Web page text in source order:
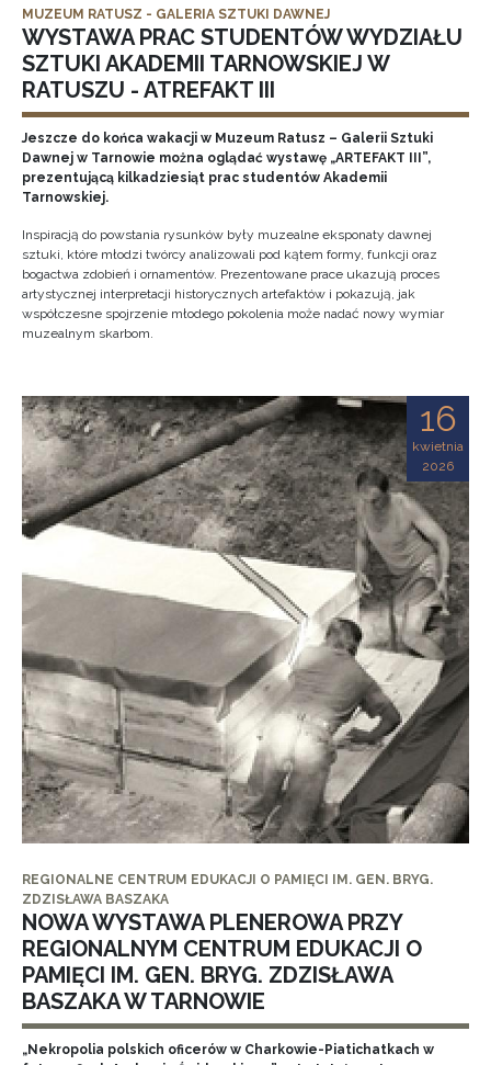
MUZEUM RATUSZ - GALERIA SZTUKI DAWNEJ
WYSTAWA PRAC STUDENTÓW WYDZIAŁU
SZTUKI AKADEMII TARNOWSKIEJ W
RATUSZU - ATREFAKT III
Jeszcze do końca wakacji w Muzeum Ratusz – Galerii Sztuki
Dawnej w Tarnowie można oglądać wystawę „ARTEFAKT III”,
prezentującą kilkadziesiąt prac studentów Akademii
Tarnowskiej.
Inspiracją do powstania rysunków były muzealne eksponaty dawnej
sztuki, które młodzi twórcy analizowali pod kątem formy, funkcji oraz
bogactwa zdobień i ornamentów. Prezentowane prace ukazują proces
artystycznej interpretacji historycznych artefaktów i pokazują, jak
współczesne spojrzenie młodego pokolenia może nadać nowy wymiar
muzealnym skarbom.
16
kwietnia
2026
REGIONALNE CENTRUM EDUKACJI O PAMIĘCI IM. GEN. BRYG.
ZDZISŁAWA BASZAKA
NOWA WYSTAWA PLENEROWA PRZY
REGIONALNYM CENTRUM EDUKACJI O
PAMIĘCI IM. GEN. BRYG. ZDZISŁAWA
BASZAKA W TARNOWIE
„Nekropolia polskich oficerów w Charkowie-Piatichatkach w